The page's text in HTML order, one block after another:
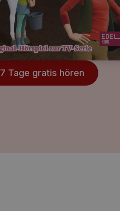
7 Tage gratis hören